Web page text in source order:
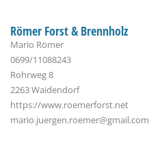
Römer Forst & Brennholz
Mario Römer
0699/11088243
Rohrweg 8
2263 Waidendorf
https://www.roemerforst.net
mario.juergen.roemer@gmail.com